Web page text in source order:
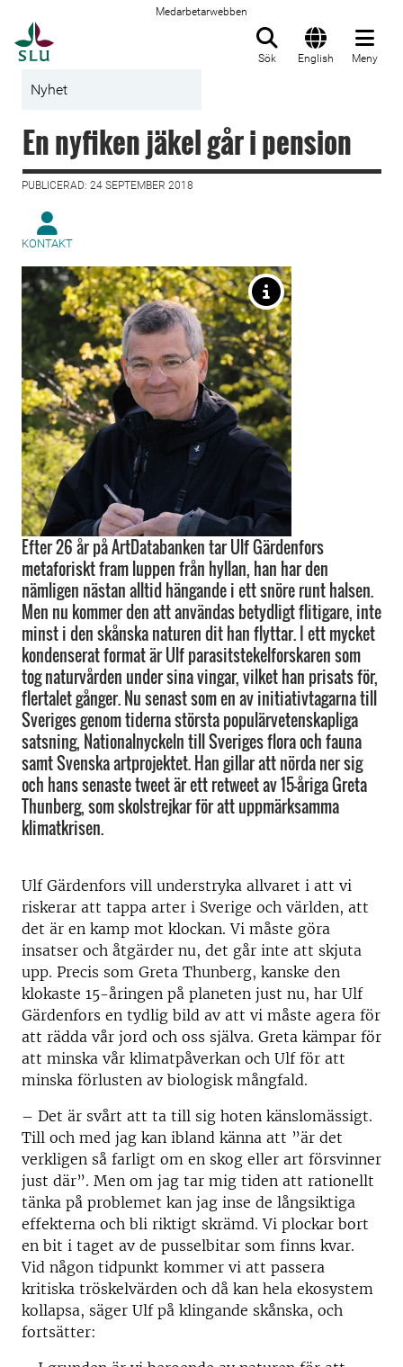
Medarbetarwebben
Sök English Meny
Nyhet
En nyfiken jäkel går i pension
PUBLICERAD: 24 SEPTEMBER 2018
KONTAKT
Efter 26 år på ArtDatabanken tar Ulf Gärdenfors
metaforiskt fram luppen från hyllan, han har den
nämligen nästan alltid hängande i ett snöre runt halsen.
Men nu kommer den att användas betydligt flitigare, inte
minst i den skånska naturen dit han flyttar. I ett mycket
kondenserat format är Ulf parasitstekelforskaren som
tog naturvården under sina vingar, vilket han prisats för,
flertalet gånger. Nu senast som en av initiativtagarna till
Sveriges genom tiderna största populärvetenskapliga
satsning, Nationalnyckeln till Sveriges flora och fauna
samt Svenska artprojektet. Han gillar att nörda ner sig
och hans senaste tweet är ett retweet av 15-åriga Greta
Thunberg, som skolstrejkar för att uppmärksamma
klimatkrisen.
Ulf Gärdenfors vill understryka allvaret i att vi
riskerar att tappa arter i Sverige och världen, att
det är en kamp mot klockan. Vi måste göra
insatser och åtgärder nu, det går inte att skjuta
upp. Precis som Greta Thunberg, kanske den
klokaste 15-åringen på planeten just nu, har Ulf
Gärdenfors en tydlig bild av att vi måste agera för
att rädda vår jord och oss själva. Greta kämpar för
att minska vår klimatpåverkan och Ulf för att
minska förlusten av biologisk mångfald.
– Det är svårt att ta till sig hoten känslomässigt.
Till och med jag kan ibland känna att ”är det
verkligen så farligt om en skog eller art försvinner
just där”. Men om jag tar mig tiden att rationellt
tänka på problemet kan jag inse de långsiktiga
effekterna och bli riktigt skrämd. Vi plockar bort
en bit i taget av de pusselbitar som finns kvar.
Vid någon tidpunkt kommer vi att passera
kritiska tröskelvärden och då kan hela ekosystem
kollapsa, säger Ulf på klingande skånska, och
fortsätter: